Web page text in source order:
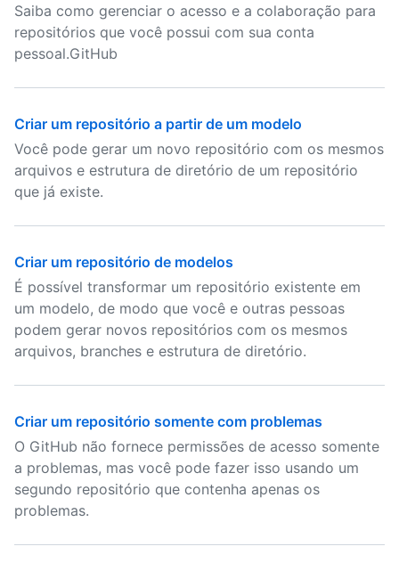
Saiba como gerenciar o acesso e a colaboração para
repositórios que você possui com sua conta
pessoal.GitHub
Criar um repositório a partir de um modelo
Você pode gerar um novo repositório com os mesmos
arquivos e estrutura de diretório de um repositório
que já existe.
Criar um repositório de modelos
É possível transformar um repositório existente em
um modelo, de modo que você e outras pessoas
podem gerar novos repositórios com os mesmos
arquivos, branches e estrutura de diretório.
Criar um repositório somente com problemas
O GitHub não fornece permissões de acesso somente
a problemas, mas você pode fazer isso usando um
segundo repositório que contenha apenas os
problemas.